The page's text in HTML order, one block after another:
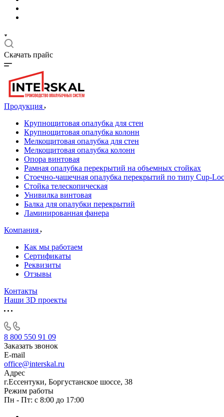
Скачать прайс
Продукция
Крупнощитовая опалубка для стен
Крупнощитовая опалубка колонн
Мелкощитовая опалубка для стен
Мелкощитовая опалубка колонн
Опора винтовая
Рамная опалубка перекрытий на объемных стойках
Стоечно-чашечная опалубка перекрытий по типу Cup-
Стойка телескопическая
Унивилка винтовая
Балка для опалубки перекрытий
Ламинированная фанера
Компания
Как мы работаем
Сертификаты
Реквизиты
Отзывы
Контакты
Наши 3D проекты
8 800 550 91 09
Заказать звонок
E-mail
office@interskal.ru
Адрес
г.Ессентуки, Боргустанское шоссе, 38
Режим работы
Пн - Пт: с 8:00 до 17:00